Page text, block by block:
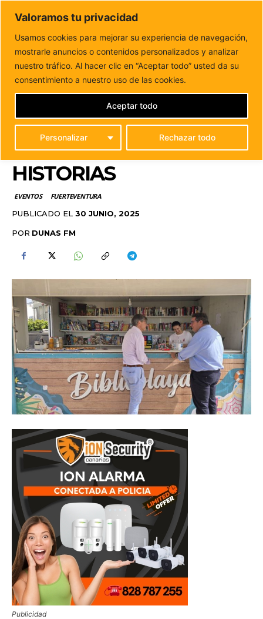
Valoramos tu privacidad
Usamos cookies para mejorar su experiencia de navegación,
mostrarle anuncios o contenidos personalizados y analizar
nuestro tráfico. Al hacer clic en “Aceptar todo” usted da su
consentimiento a nuestro uso de las cookies.
Personalizar Rechazar todo
Aceptar todo
DUNAS FM
Tu informacion de forma cercana
Inicio EVENTOS
La Biblioplaya de Los Pozos vuelve a
convertir el verano en un...
LA BIBLIOPLAYA DE LOS
POZOS VUELVE A
CONVERTIR EL VERANO
EN UN MAR DE
HISTORIAS
EVENTOS FUERTEVENTURA
PUBLICADO EL 30 JUNIO, 2025
POR DUNAS FM
Publicidad